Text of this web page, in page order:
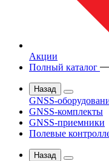
Акции
Полный каталог
Назад
GNSS-
GNSS-комплекты
GNSS-приемники
Полевые
Назад